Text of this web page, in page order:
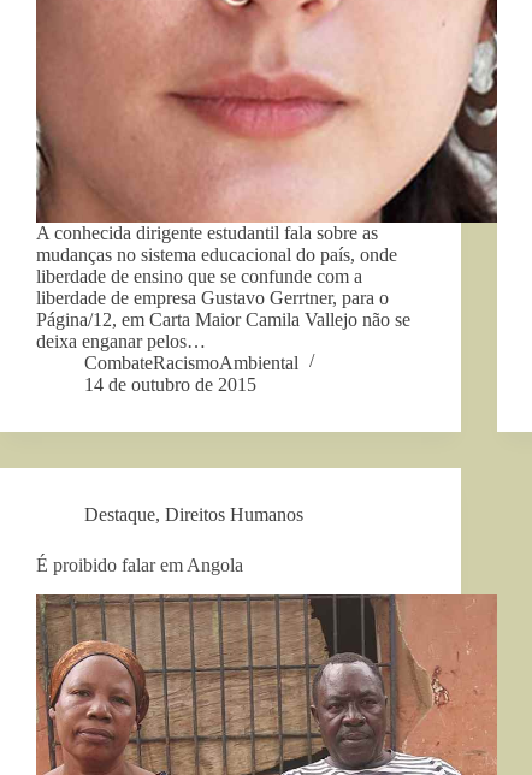
A conhecida dirigente estudantil fala sobre as
mudanças no sistema educacional do país, onde
liberdade de ensino que se confunde com a
liberdade de empresa Gustavo Gerrtner, para o
Página/12, em Carta Maior Camila Vallejo não se
deixa enganar pelos…
CombateRacismoAmbiental
14 de outubro de 2015
Destaque, Direitos Humanos
É proibido falar em Angola